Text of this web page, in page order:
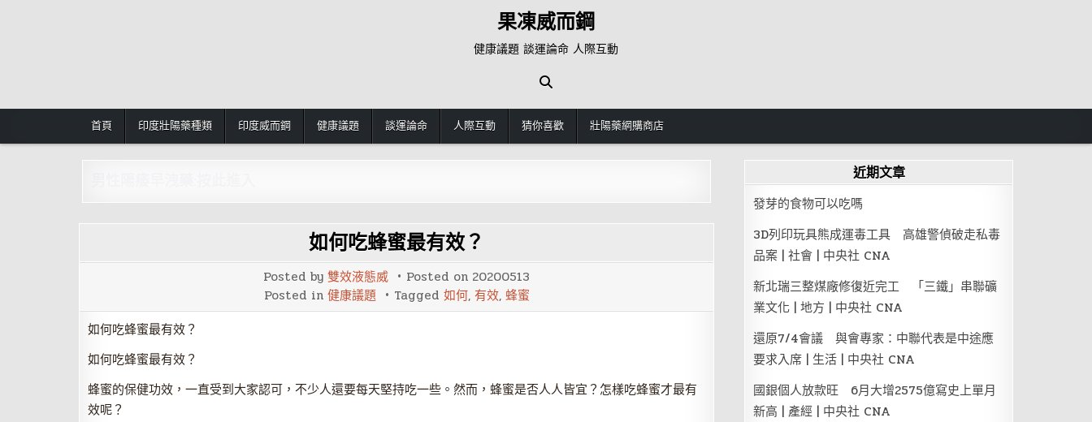
果凍威而鋼
健康議題 談運論命 人際互動
首頁 印度壯陽藥種類 印度威而鋼 健康議題 談運論命 人際互動 猜你喜歡 壯陽藥網購商店
如何吃蜂蜜最有效？
Posted by 雙效液態威 Posted on 20200513
Posted in 健康議題 Tagged 如何, 有效, 蜂蜜
如何吃蜂蜜最有效？
如何吃蜂蜜最有效？
蜂蜜的保健功效，一直受到大家認可，不少人還要每天堅持吃一些。然而，蜂蜜是否人人皆宜？怎樣吃蜂蜜才最有
效呢？
近期文章
發芽的食物可以吃嗎
3D列印玩具熊成運毒工具 高雄警偵破走私毒
品案 | 社會 | 中央社 CNA
新北瑞三整煤廠修復近完工 「三鐵」串聯礦
業文化 | 地方 | 中央社 CNA
還原7/4會議 與會專家：中聯代表是中途應
要求入席 | 生活 | 中央社 CNA
國銀個人放款旺 6月大增2575億寫史上單月
新高 | 產經 | 中央社 CNA